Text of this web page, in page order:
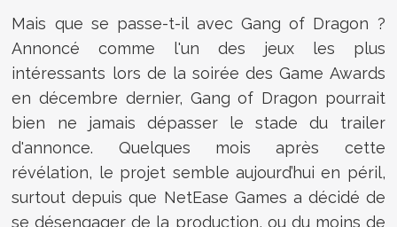
Mais que se passe-t-il avec Gang of Dragon ?
Annoncé comme l'un des jeux les plus
intéressants lors de la soirée des Game Awards
en décembre dernier, Gang of Dragon pourrait
bien ne jamais dépasser le stade du trailer
d'annonce. Quelques mois après cette
révélation, le projet semble aujourd’hui en péril,
surtout depuis que NetEase Games a décidé de
se désengager de la production, ou du moins de